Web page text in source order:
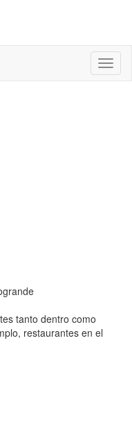
tanto dentro como
restaurantes en el